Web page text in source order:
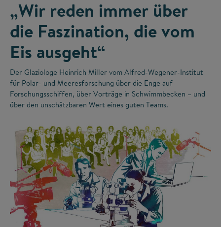
„Wir reden immer über
die Faszination, die vom
Eis ausgeht“
Der Glaziologe Heinrich Miller vom Alfred-Wegener-Institut
für Polar- und Meeresforschung über die Enge auf
Forschungsschiffen, über Vorträge in Schwimmbecken – und
über den unschätzbaren Wert eines guten Teams.